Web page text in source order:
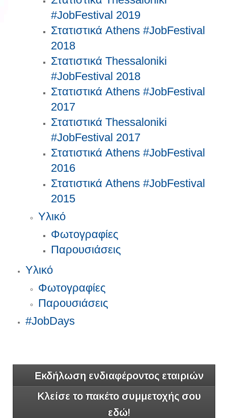
#JobFestival 2019
Στατιστικά Athens #JobFestival
2018
Στατιστικά Thessaloniki
#JobFestival 2018
Στατιστικά Athens #JobFestival
2017
Στατιστικά Thessaloniki
#JobFestival 2017
Στατιστικά Athens #JobFestival
2016
Στατιστικά Athens #JobFestival
2015
Υλικό
Φωτογραφίες
Παρουσιάσεις
Υλικό
Φωτογραφίες
Παρουσιάσεις
#JobDays
Εκδήλωση ενδιαφέροντος εταιριών
Κλείσε το πακέτο συμμετοχής σου
εδώ!